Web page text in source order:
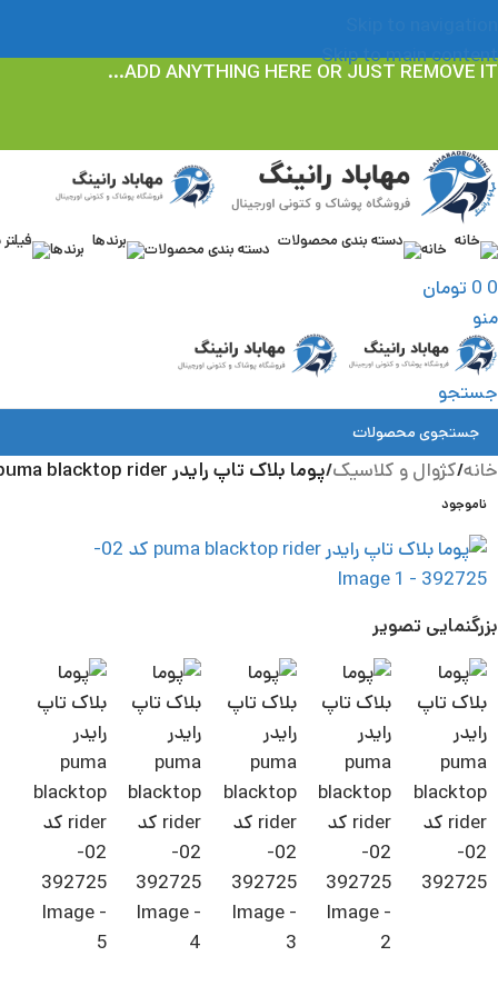
Skip to main content
ADD ANYTHING HERE OR JUST REMOVE IT…
خانه دسته بندی محصولات برندها
0
0 تومان
منو
جستجو
خانه/کژوال و کلاسیک/پوما بلاک تاپ رایدر puma blacktop rider کد 02-392725
ناموجود
بزرگنمایی تصویر